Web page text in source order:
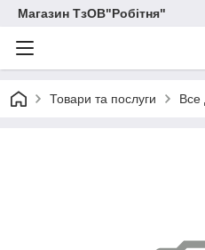
Магазин ТзОВ"Робітня"
Товари та послуги Все